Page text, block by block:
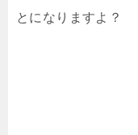
とになりますよ？